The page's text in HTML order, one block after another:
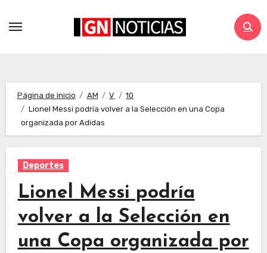
Página de inicio AM V
10
Lionel Messi podría volver a la Selección en una Copa
organizada por Adidas
Deportes
Lionel Messi podría
volver a la Selección en
una Copa organizada por